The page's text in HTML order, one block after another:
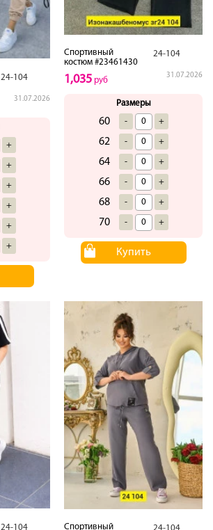
24-104
31.07.2026
+
+
+
+
+
+
Спортивный
костюм #23461430
24-104
31.07.2026
1,035 руб
Размеры
60 - +
62 - +
64 - +
66 - +
68 - +
70 - +
Купить
24-104
Спортивный